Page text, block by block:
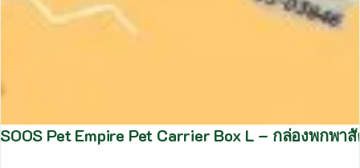
SOOS Pet Empire Pet Carrier Box L – กล่องพกพ